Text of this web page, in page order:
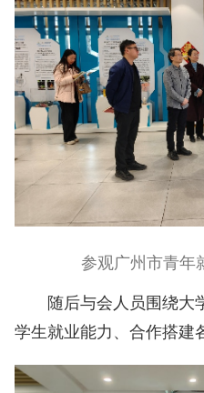
参观广州市青年
随后与会人员围绕大
学生就业能力、合作搭建